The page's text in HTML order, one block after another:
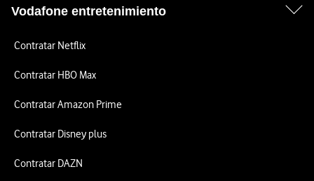
Vodafone entretenimiento
Contratar Netflix
Contratar HBO Max
Contratar Amazon Prime
Contratar Disney plus
Contratar DAZN